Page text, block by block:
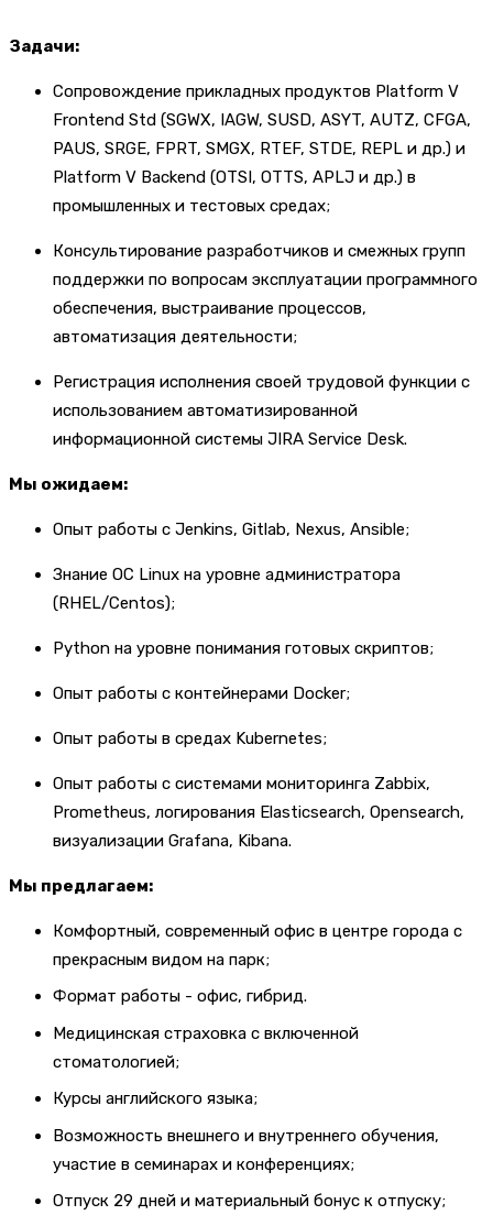
Задачи:
Сопровождение прикладных продуктов Platform V
Frontend Std (SGWX, IAGW, SUSD, ASYT, AUTZ, CFGA,
PAUS, SRGE, FPRT, SMGX, RTEF, STDE, REPL и др.) и
Platform V Backend (OTSI, OTTS, APLJ и др.) в
промышленных и тестовых средах;
Консультирование разработчиков и смежных групп
поддержки по вопросам эксплуатации программного
обеспечения, выстраивание процессов,
автоматизация деятельности;
Регистрация исполнения своей трудовой функции с
использованием автоматизированной
информационной системы JIRA Service Desk.
Мы ожидаем:
Опыт работы с Jenkins, Gitlab, Nexus, Ansible;
Знание ОС Linux на уровне администратора
(RHEL/Centos);
Python на уровне понимания готовых скриптов;
Опыт работы с контейнерами Docker;
Опыт работы в средах Kubernetes;
Опыт работы с системами мониторинга Zabbix,
Prometheus, логирования Elasticsearch, Opensearch,
визуализации Grafana, Kibana.
Мы предлагаем:
Комфортный, современный офис в центре города с
прекрасным видом на парк;
Формат работы - офис, гибрид.
Медицинская страховка с включенной
стоматологией;
Курсы английского языка;
Возможность внешнего и внутреннего обучения,
участие в семинарах и конференциях;
Отпуск 29 дней и материальный бонус к отпуску;